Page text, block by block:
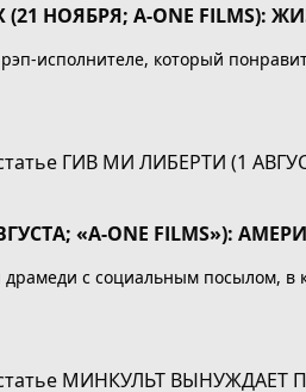
(21 НОЯБРЯ; A-ONE FILMS):
исполнителе, который
«A-ONE FILMS»):
с социальным посылом, в